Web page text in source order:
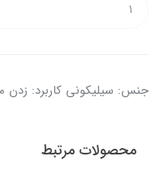
جنس: سیلیکونی کاربرد:
محصولات مرتبط